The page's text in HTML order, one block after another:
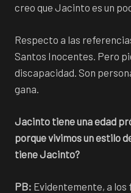
creo que Jacinto es un
Respecto a las
Santos Inocentes. Pero
discapacidad. Son
gana.
Jacinto tiene una edad
porque vivimos un estilo
tiene Jacinto?
PB: Evidentemente, a los